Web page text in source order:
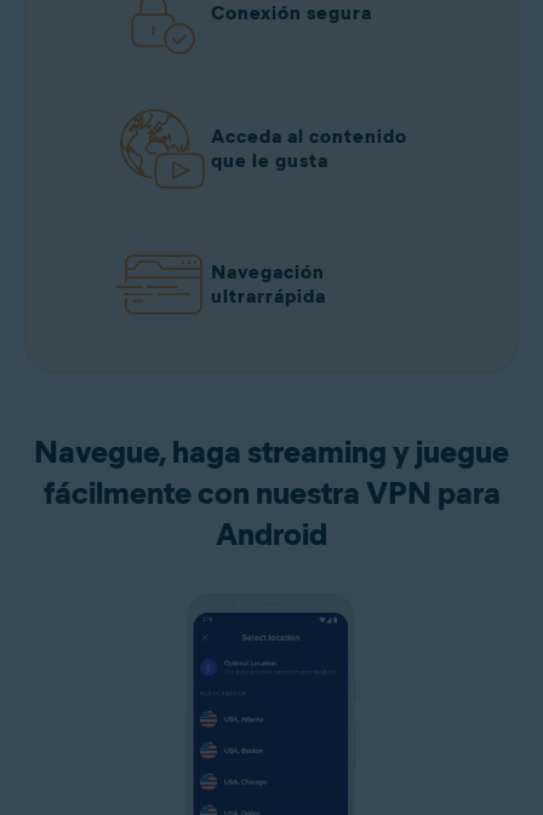
Conexión segura
Acceda al contenido
que le gusta
Navegación
ultrarrápida
Navegue, haga streaming y juegue
fácilmente con nuestra VPN para
Android